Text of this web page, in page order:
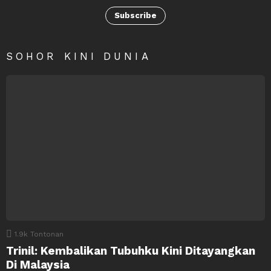
Subscribe
SOHOR KINI DUNIA
1.9k Tontonan
Trinil: Kembalikan Tubuhku Kini Ditayangkan
Di Malaysia